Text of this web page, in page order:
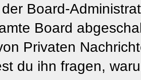
Board-
Board
Privaten
du ihn fragen,